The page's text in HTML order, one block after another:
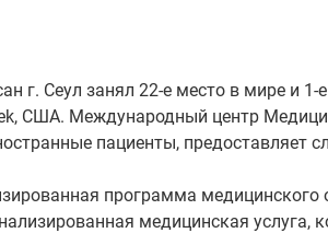
г. Сеул занял 22-е место в мире и
США. Международный центр
пациенты, предоставляет
программа медицинского
медицинская